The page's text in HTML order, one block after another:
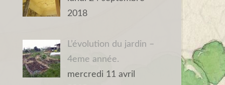
2018
L’évolution du jardin –
4eme année.
mercredi 11 avril